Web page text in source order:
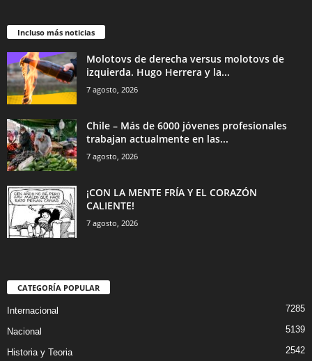
Incluso más noticias
Molotovs de derecha versus molotovs de
izquierda. Hugo Herrera y la...
7 agosto, 2026
Chile – Más de 6000 jóvenes profesionales
trabajan actualmente en las...
7 agosto, 2026
¡CON LA MENTE FRÍA Y EL CORAZÓN
CALIENTE!
7 agosto, 2026
CATEGORÍA POPULAR
Internacional 7285
Nacional 5139
Historia y Teoria 2542